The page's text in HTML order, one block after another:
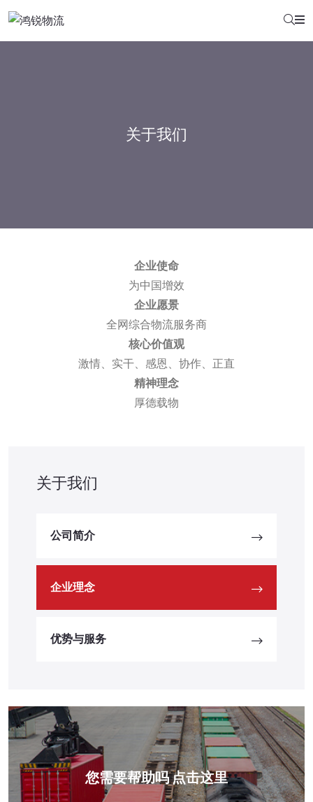
关于我们
关于我们
公司简介
企业理念
优势与服务
您需要帮助吗点击这里
企业使命
为中国增效
企业愿景
全网综合物流服务商
核心价值观
激情、实干、感恩、协作、正直
精神理念
厚德载物